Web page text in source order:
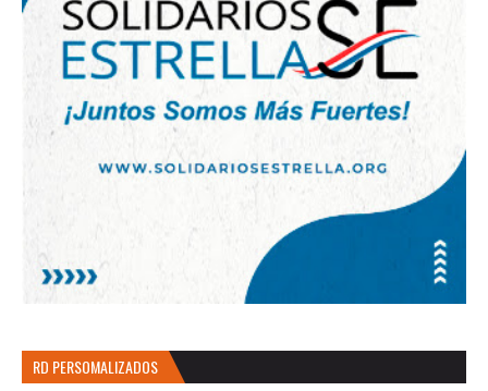
RD PERSOMALIZADOS